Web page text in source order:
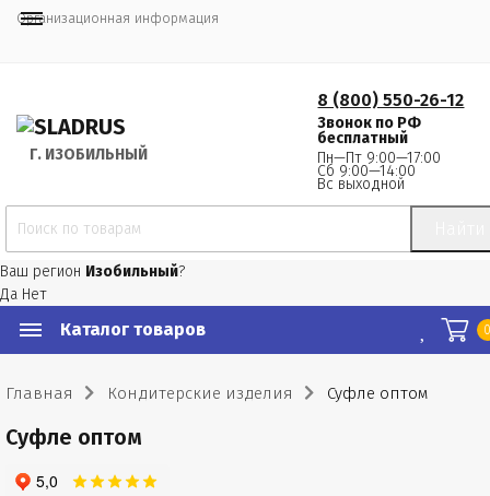
Организационная информация
Г. ИЗОБИЛЬНЫЙ
8 (800) 550-26-12
Звонок по РФ
бесплатный
Пн—Пт 9:00—17:00
Сб 9:00—14:00
Вс выходной
Ваш регион Изобильный?
Да Нет
Каталог товаров
Главная Кондитерские изделия Суфле оптом
Суфле оптом